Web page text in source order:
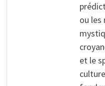
ou les
et le